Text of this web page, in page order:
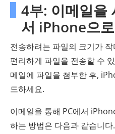
4부: 이메일을
서 iPhone으
전송하려는 파일의 크기가
편리하게 파일을 전송할 수
메일에 파일을 첨부한 후,
드하세요.
이메일을 통해 PC에서
하는 방법은 다음과 같습니다.